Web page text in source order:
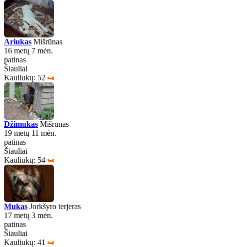
Ariukas Mišrūnas
16 metų 7 mėn.
patinas
Šiauliai
Kauliukų: 52
Džimukas Mišrūnas
19 metų 11 mėn.
patinas
Šiauliai
Kauliukų: 54
Mukas Jorkšyro terjeras
17 metų 3 mėn.
patinas
Šiauliai
Kauliukų: 41